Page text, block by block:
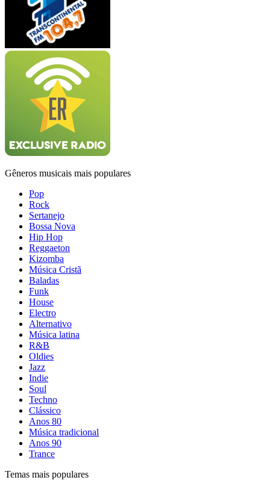
Gêneros musicais mais populares
Pop
Rock
Sertanejo
Bossa Nova
Hip Hop
Reggaeton
Kizomba
Música Cristã
Baladas
Funk
House
Electro
Alternativo
Música latina
R&B
Oldies
Jazz
Indie
Soul
Techno
Clássico
Anos 80
Música tradicional
Anos 90
Trance
Temas mais populares